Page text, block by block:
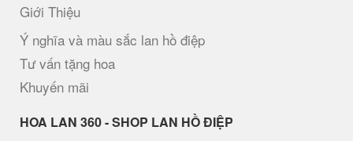
Giới Thiệu
Ý nghĩa và màu sắc lan hồ điệp
Tư vấn tặng hoa
Khuyến mãi
H​OA LAN 360 - SHOP LAN HỒ ĐIỆP